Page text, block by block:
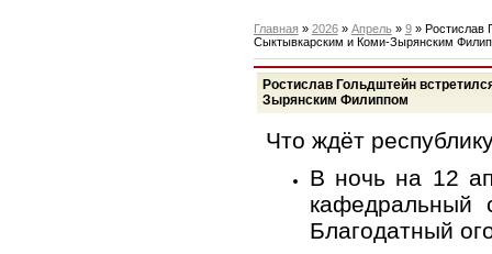
Главная » 2026 » Апрель » 9» Ростислав
Сыктывкарским и Коми-Зырянским
Ростислав Гольдштейн
Зырянским Филиппом
Что ждёт
В ночь на 12
кафедральный
Благодатный